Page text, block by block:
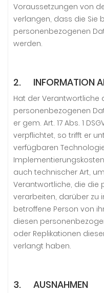
Voraussetzungen von
verlangen, dass die Sie
personenbezogenen
werden.
2. INFORMATION
Hat der Verantwortliche
personenbezogenen
er gem. Art. 17 Abs. 1
verpflichtet, so trifft er
verfügbaren
auch technischer Art,
Verantwortliche, die die
verarbeiten, darüber zu
betroffene Person von
diesen
oder Replikationen
verlangt haben.
3. AUSNAHMEN